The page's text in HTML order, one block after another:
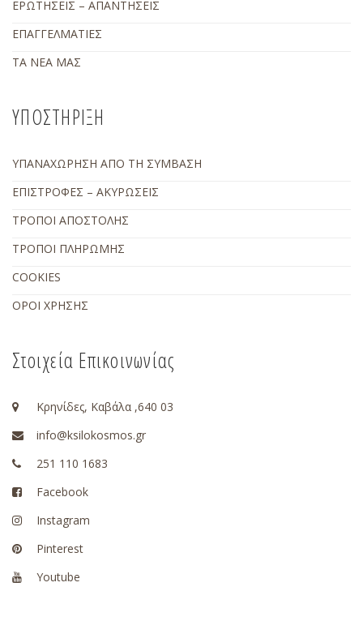
ΕΡΩΤΗΣΕΙΣ – ΑΠΑΝΤΗΣΕΙΣ
ΕΠΑΓΓΕΛΜΑΤΙΕΣ
ΤΑ ΝΕΑ ΜΑΣ
ΥΠΟΣΤΗΡΙΞΗ
ΥΠΑΝΑΧΩΡΗΣΗ ΑΠΟ ΤΗ ΣΥΜΒΑΣΗ
ΕΠΙΣΤΡΟΦΕΣ – ΑΚΥΡΩΣΕΙΣ
ΤΡΟΠΟΙ ΑΠΟΣΤΟΛΗΣ
ΤΡΟΠΟΙ ΠΛΗΡΩΜΗΣ
COOKIES
ΟΡΟΙ ΧΡΗΣΗΣ
Στοιχεία Επικοινωνίας
Κρηνίδες, Καβάλα ,640 03
info@ksilokosmos.gr
251 110 1683
Facebook
Instagram
Pinterest
Youtube